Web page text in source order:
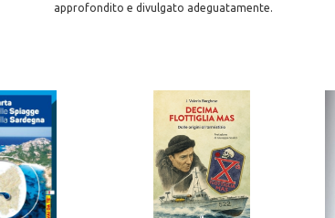
approfondito e divulgato adeguatamente.